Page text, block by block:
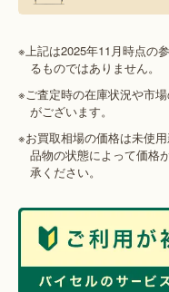
※上記は2025年11月時点の
るものではありません。
※ご査定時の在庫状況や市
がございます。
※お買取相場の価格は未使
品物の状態によって価格
承ください。